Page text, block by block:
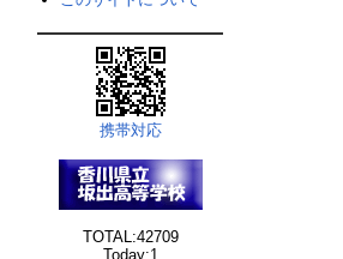
携帯対応
TOTAL:42709
Today:1